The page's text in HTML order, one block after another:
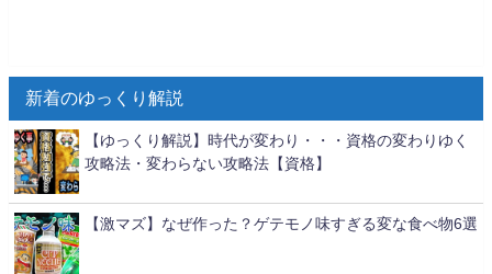
新着のゆっくり解説
【ゆっくり解説】時代が変わり・・・資格の変わりゆく
攻略法・変わらない攻略法【資格】
【激マズ】なぜ作った？ゲテモノ味すぎる変な食べ物6選